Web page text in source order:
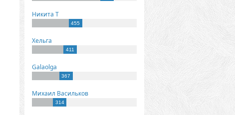
Никита Т
455
Хельга
411
Galaolga
367
Михаил Васильков
314